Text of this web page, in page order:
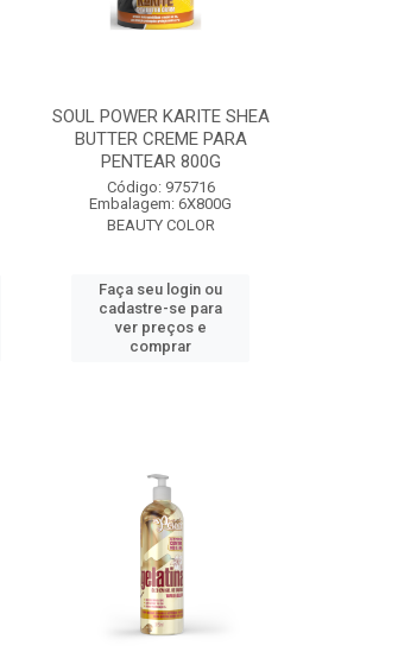
SOUL POWER KARITE SHEA
BUTTER CREME PARA
PENTEAR 800G
Código: 975716
Embalagem: 6X800G
BEAUTY COLOR
Faça seu login ou
cadastre-se para
ver preços e
comprar